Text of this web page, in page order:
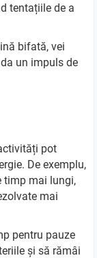
tentațiile de a
bifată, vei
un impuls de
pot
De exemplu,
timp mai lungi,
mai
pentru pauze
și să rămâi